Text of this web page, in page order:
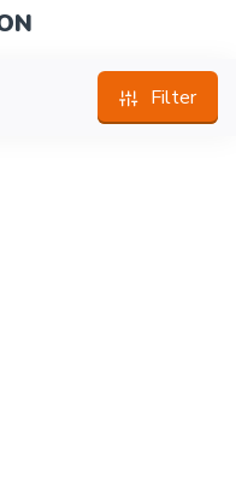
Filter